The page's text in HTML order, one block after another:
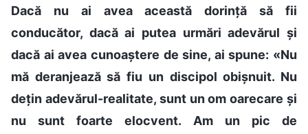
Dacă nu ai avea această dorință să fii
conducător, dacă ai putea urmări adevărul și
dacă ai avea cunoaștere de sine, ai spune: «Nu
mă deranjează să fiu un discipol obișnuit. Nu
dețin adevărul-realitate, sunt un om oarecare și
nu sunt foarte elocvent. Am un pic de